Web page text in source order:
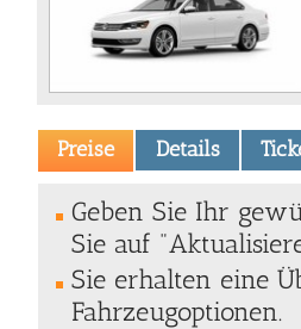
Preise Details
Geben Sie Ihr
Sie auf
Sie erhalten eine
Fahrzeugoptionen.